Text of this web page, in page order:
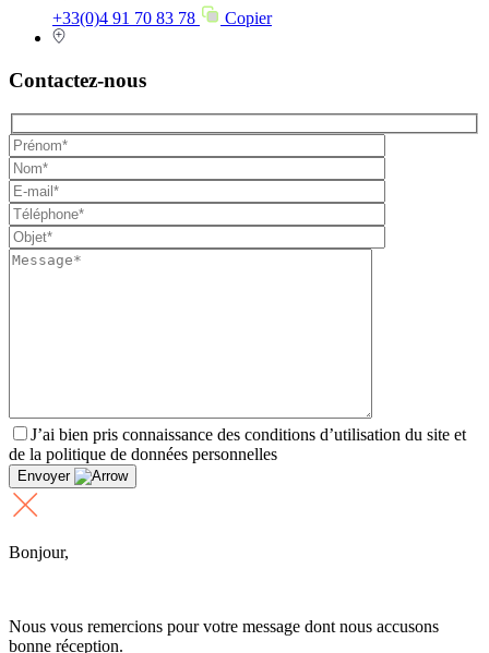
+33(0)4 91 70 83 78 Copier
Contactez-nous
J’ai bien pris connaissance des conditions d’utilisation du site et
de la politique de données personnelles
Envoyer
Bonjour,
Nous vous remercions pour votre message dont nous accusons
bonne réception.